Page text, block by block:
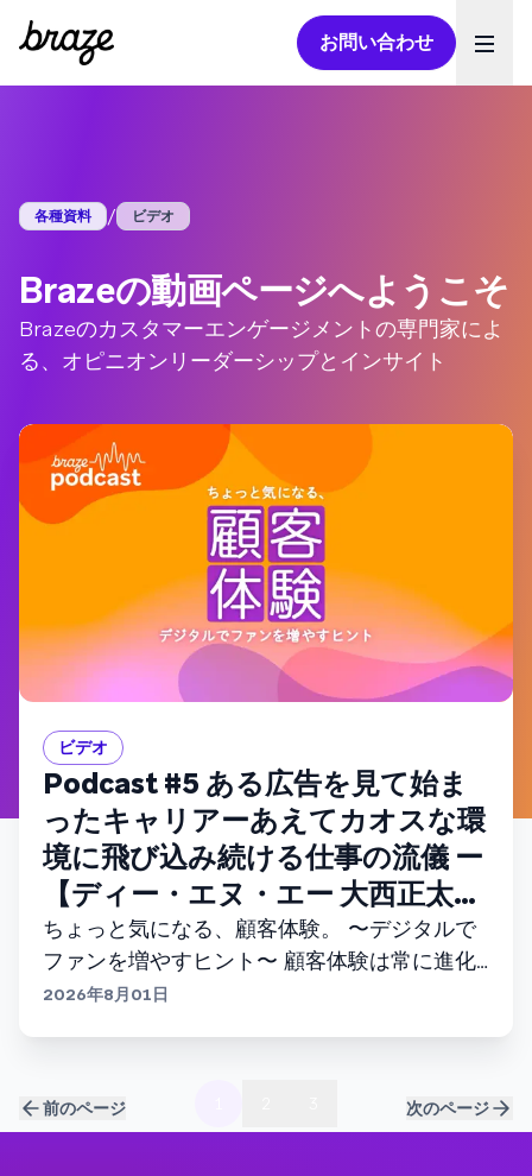
お問い合わせ
各種資料 / ビデオ
Brazeの動画ページへようこそ
Brazeのカスタマーエンゲージメントの専門家によ
る、オピニオンリーダーシップとインサイト
前のページ
ビデオ
Podcast #5 ある広告を見て始ま
ったキャリアーあえてカオスな環
境に飛び込み続ける仕事の流儀 ー
【ディー・エヌ・エー 大西正太さ
ん】
ちょっと気になる、顧客体験。 〜デジタルで
ファンを増やすヒント〜 顧客体験は常に進化
しているーー。顧客エンゲージメントプラッ
メントを高めるためのヒントをお届けしま
2026年8月01日
次のページ